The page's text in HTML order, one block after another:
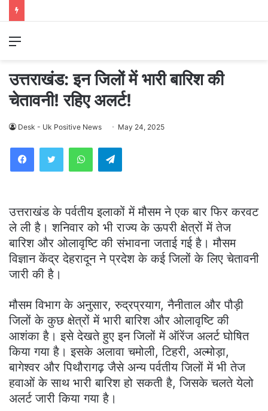
Menu
उत्तराखंड: इन जिलों में भारी बारिश की
चेतावनी! रहिए अलर्ट!
Desk - Uk Positive News May 24, 2025
WhatsAppTelegram
उत्तराखंड के पर्वतीय इलाकों में मौसम ने एक बार फिर करवट
ले ली है। शनिवार को भी राज्य के ऊपरी क्षेत्रों में तेज
बारिश और ओलावृष्टि की संभावना जताई गई है। मौसम
विज्ञान केंद्र देहरादून ने प्रदेश के कई जिलों के लिए चेतावनी
जारी की है।
मौसम विभाग के अनुसार, रुद्रप्रयाग, नैनीताल और पौड़ी
जिलों के कुछ क्षेत्रों में भारी बारिश और ओलावृष्टि की
आशंका है। इसे देखते हुए इन जिलों में ऑरेंज अलर्ट घोषित
किया गया है। इसके अलावा चमोली, टिहरी, अल्मोड़ा,
बागेश्वर और पिथौरागढ़ जैसे अन्य पर्वतीय जिलों में भी तेज
हवाओं के साथ भारी बारिश हो सकती है, जिसके चलते येलो
अलर्ट जारी किया गया है।